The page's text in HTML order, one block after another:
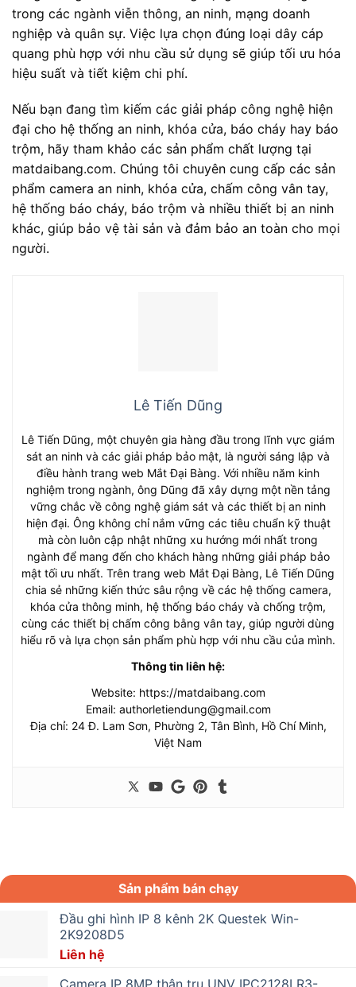
trong các ngành viễn thông, an ninh, mạng doanh
nghiệp và quân sự. Việc lựa chọn đúng loại dây cáp
quang phù hợp với nhu cầu sử dụng sẽ giúp tối ưu hóa
hiệu suất và tiết kiệm chi phí.
Nếu bạn đang tìm kiếm các giải pháp công nghệ hiện
đại cho hệ thống an ninh, khóa cửa, báo cháy hay báo
trộm, hãy tham khảo các sản phẩm chất lượng tại
matdaibang.com. Chúng tôi chuyên cung cấp các sản
phẩm camera an ninh, khóa cửa, chấm công vân tay,
hệ thống báo cháy, báo trộm và nhiều thiết bị an ninh
khác, giúp bảo vệ tài sản và đảm bảo an toàn cho mọi
người.
Lê Tiến Dũng
Lê Tiến Dũng, một chuyên gia hàng đầu trong lĩnh vực giám
sát an ninh và các giải pháp bảo mật, là người sáng lập và
điều hành trang web Mắt Đại Bàng. Với nhiều năm kinh
nghiệm trong ngành, ông Dũng đã xây dựng một nền tảng
vững chắc về công nghệ giám sát và các thiết bị an ninh
hiện đại. Ông không chỉ nắm vững các tiêu chuẩn kỹ thuật
mà còn luôn cập nhật những xu hướng mới nhất trong
ngành để mang đến cho khách hàng những giải pháp bảo
mật tối ưu nhất. Trên trang web Mắt Đại Bàng, Lê Tiến Dũng
chia sẻ những kiến thức sâu rộng về các hệ thống camera,
khóa cửa thông minh, hệ thống báo cháy và chống trộm,
cùng các thiết bị chấm công bằng vân tay, giúp người dùng
hiểu rõ và lựa chọn sản phẩm phù hợp với nhu cầu của mình.
Thông tin liên hệ:
Website: https://matdaibang.com
Email: authorletiendung@gmail.com
Địa chỉ: 24 Đ. Lam Sơn, Phường 2, Tân Bình, Hồ Chí Minh,
Việt Nam
Sản phẩm bán chạy
Đầu ghi hình IP 8 kênh 2K Questek Win-
2K9208D5
Liên hệ